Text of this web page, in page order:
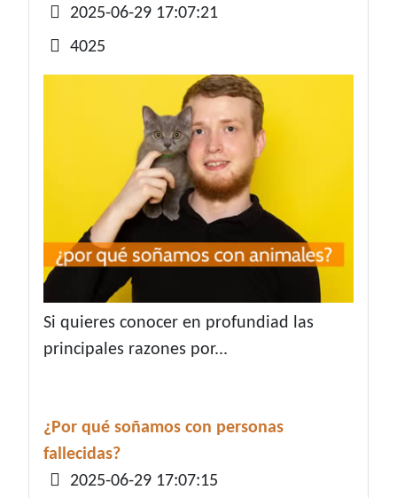
Detalles
2025-06-29 17:07:21
4025
Si quieres conocer en profundiad las
principales razones por...
¿Por qué soñamos con personas
fallecidas?
Detalles
2025-06-29 17:07:15